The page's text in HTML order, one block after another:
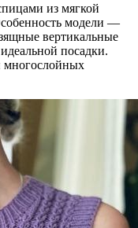
из мягкой
модели —
вертикальные
посадки.
многослойных